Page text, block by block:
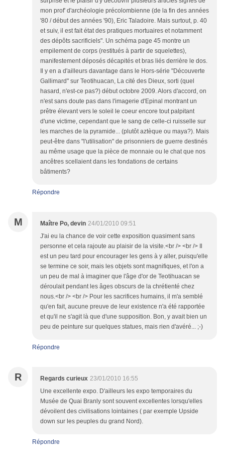
mon prof' d'archéologie précolombienne (de la fin des années
'80 / début des années '90), Eric Taladoire. Mais surtout, p. 40
et suiv, il est fait état des pratiques mortuaires et notamment
des dépôts sacrificiels". Un schéma page 45 montre un
empilement de corps (restitués à partir de squelettes),
manifestement déposés décapités et bras liés derrière le dos.
Il y en a d'ailleurs davantage dans le Hors-série "Découverte
Gallimard" sur Teotihuacan, La cité des Dieux, sorti (quel
hasard, n'est-ce pas?) début octobre 2009. Alors d'accord, on
n'est sans doute pas dans l'imagerie d'Epinal montrant un
prêtre élevant vers le soleil le coeur encore tout palpitant
d'une victime, cependant que le sang de celle-ci ruisselle sur
les marches de la pyramide... (plutôt aztèque ou maya?). Mais
peut-être dans "l'utilisation" de prisonniers de guerre destinés
au même usage que la pièce de monnaie ou le chat que nos
ancêtres scellaient dans les fondations de certains
bâtiments?
Répondre
M Maître Po, devin 24/01/2010 09:51
J'ai eu la chance de voir cette exposition quasiment sans
personne et cela rajoute au plaisir de la visite.<br /> <br /> Il
est un peu tard pour encourager les gens à y aller, puisqu'elle
se termine ce soir, mais les objets sont magnifiques, et l'on a
un peu de mal à imaginer que l'âge d'or de Teotihuacan se
déroulait pendant les âges obscurs de la chrétienté chez
nous.<br /> <br /> Pour les sacrifices humains, il m'a semblé
qu'en fait, aucune preuve de leur existence n'a été rapportée
et qu'il ne s'agit là que d'une supposition. Bon, y avait bien un
peu de peinture sur quelques statues, mais rien d'avéré... ;-)
Répondre
R Regards curieux 23/01/2010 16:55
Une excellente expo. D'ailleurs les expo temporaires du
Musée de Quai Branly sont souvent excellentes lorsqu'elles
dévoilent des civilisations lointaines ( par exemple Upside
down sur les peuples du grand Nord).
Répondre